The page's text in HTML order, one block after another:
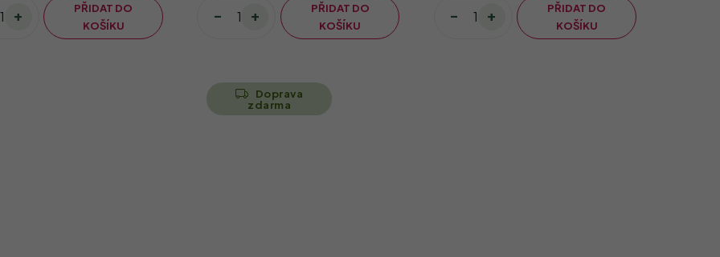
PŘIDAT DO
KOŠÍKU
PŘIDAT DO
KOŠÍKU
PŘIDAT DO
KOŠÍKU
Doprava
zdarma